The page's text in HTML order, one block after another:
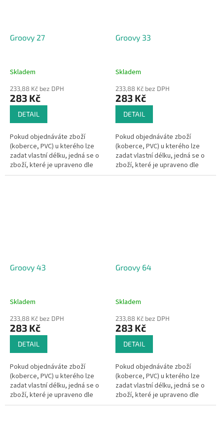
Groovy 27
Skladem
233,88 Kč bez DPH
283 Kč
DETAIL
Pokud objednáváte zboží
(koberce, PVC) u kterého lze
zadat vlastní délku, jedná se o
zboží, které je upraveno dle
Vašeho přání.Pak se dle §1837
Groovy 33
Skladem
233,88 Kč bez DPH
283 Kč
DETAIL
Pokud objednáváte zboží
(koberce, PVC) u kterého lze
zadat vlastní délku, jedná se o
zboží, které je upraveno dle
Vašeho přání.Pak se dle §1837
Groovy 43
Skladem
233,88 Kč bez DPH
283 Kč
DETAIL
Pokud objednáváte zboží
(koberce, PVC) u kterého lze
zadat vlastní délku, jedná se o
zboží, které je upraveno dle
Vašeho přání.Pak se dle §1837
Groovy 64
Skladem
233,88 Kč bez DPH
283 Kč
DETAIL
Pokud objednáváte zboží
(koberce, PVC) u kterého lze
zadat vlastní délku, jedná se o
zboží, které je upraveno dle
Vašeho přání.Pak se dle §1837